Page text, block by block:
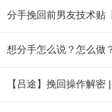
分手挽回前男友技术贴
想分手怎么说？怎么做
【吕途】挽回操作解